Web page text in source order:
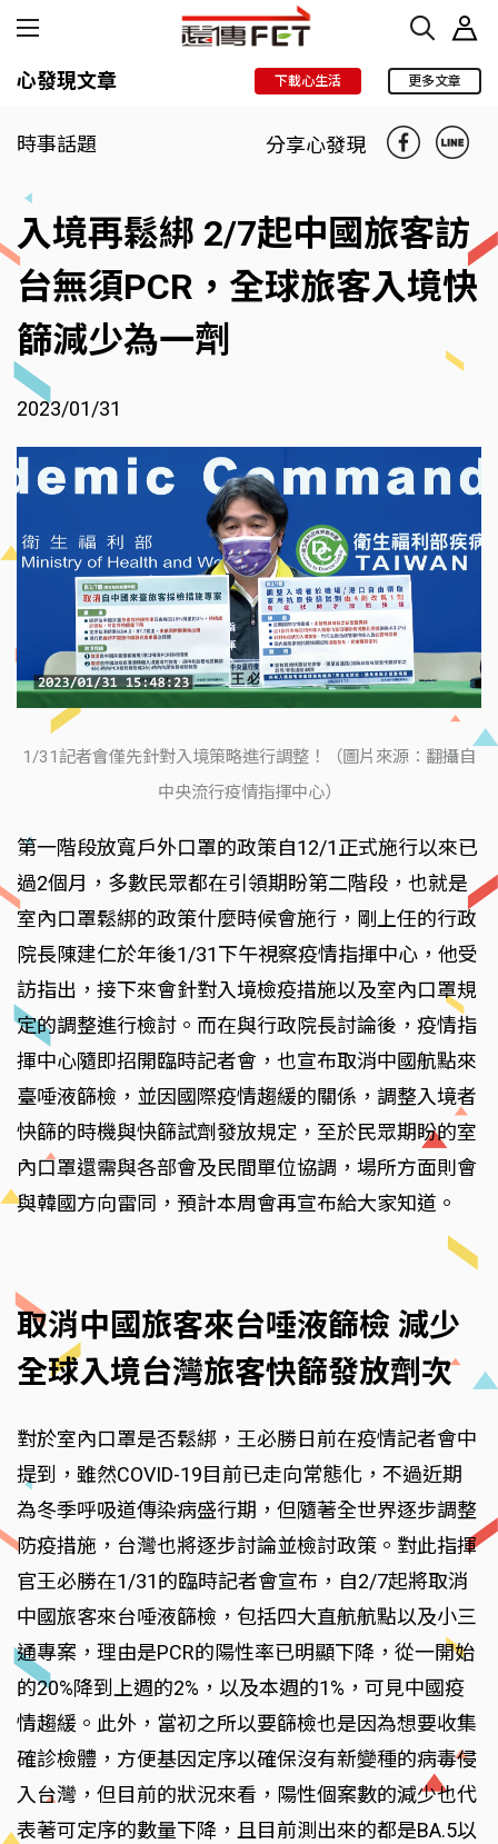
心發現文章 下載心生活 更多文章
時事話題 分享心發現
入境再鬆綁 2/7起中國旅客訪
台無須PCR，全球旅客入境快
篩減少為一劑
2023/01/31
1/31記者會僅先針對入境策略進行調整！（圖片來源：翻攝自
中央流行疫情指揮中心）
第一階段放寬戶外口罩的政策自12/1正式施行以來已
過2個月，多數民眾都在引領期盼第二階段，也就是
室內口罩鬆綁的政策什麼時候會施行，剛上任的行政
院長陳建仁於年後1/31下午視察疫情指揮中心，他受
訪指出，接下來會針對入境檢疫措施以及室內口罩規
定的調整進行檢討。而在與行政院長討論後，疫情指
揮中心隨即招開臨時記者會，也宣布取消中國航點來
臺唾液篩檢，並因國際疫情趨緩的關係，調整入境者
快篩的時機與快篩試劑發放規定，至於民眾期盼的室
內口罩還需與各部會及民間單位協調，場所方面則會
與韓國方向雷同，預計本周會再宣布給大家知道。
取消中國旅客來台唾液篩檢 減少
全球入境台灣旅客快篩發放劑次
對於室內口罩是否鬆綁，王必勝日前在疫情記者會中
提到，雖然COVID-19目前已走向常態化，不過近期
為冬季呼吸道傳染病盛行期，但隨著全世界逐步調整
防疫措施，台灣也將逐步討論並檢討政策。對此指揮
官王必勝在1/31的臨時記者會宣布，自2/7起將取消
中國旅客來台唾液篩檢，包括四大直航航點以及小三
通專案，理由是PCR的陽性率已明顯下降，從一開始
的20%降到上週的2%，以及本週的1%，可見中國疫
情趨緩。此外，當初之所以要篩檢也是因為想要收集
確診檢體，方便基因定序以確保沒有新變種的病毒侵
入台灣，但目前的狀況來看，陽性個案數的減少也代
表著可定序的數量下降，且目前測出來的都是BA.5以